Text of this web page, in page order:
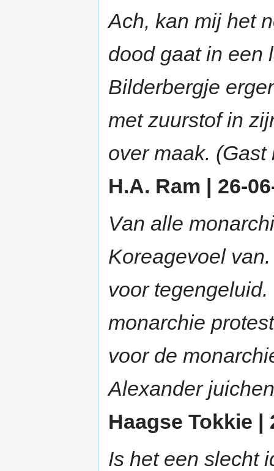
Ach, kan mij het
dood gaat in een
Bilderbergje
met zuurstof in
over maak.
H.A. Ram | 26-
Van alle
Koreagevoel
voor
monarchie
voor de
Alexander
Haagse Tokkie |
Is het een slecht